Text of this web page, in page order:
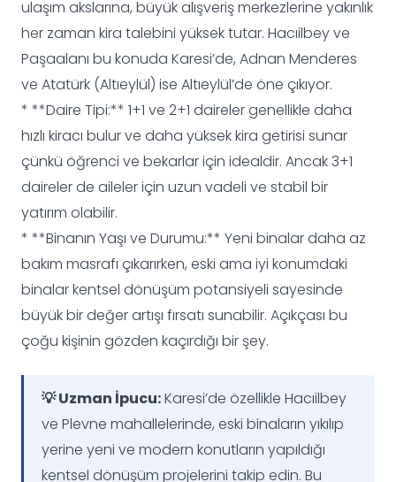
ulaşım akslarına, büyük alışveriş merkezlerine yakınlık
her zaman kira talebini yüksek tutar. Hacıilbey ve
Paşaalanı bu konuda Karesi’de, Adnan Menderes
ve Atatürk (Altıeylül) ise Altıeylül’de öne çıkıyor.
* **Daire Tipi:** 1+1 ve 2+1 daireler genellikle daha
hızlı kiracı bulur ve daha yüksek kira getirisi sunar
çünkü öğrenci ve bekarlar için idealdir. Ancak 3+1
daireler de aileler için uzun vadeli ve stabil bir
yatırım olabilir.
* **Binanın Yaşı ve Durumu:** Yeni binalar daha az
bakım masrafı çıkarırken, eski ama iyi konumdaki
binalar kentsel dönüşüm potansiyeli sayesinde
büyük bir değer artışı fırsatı sunabilir. Açıkçası bu
çoğu kişinin gözden kaçırdığı bir şey.
💡 Uzman İpucu:Karesi’de özellikle Hacıilbey
ve Plevne mahallelerinde, eski binaların yıkılıp
yerine yeni ve modern konutların yapıldığı
kentsel dönüşüm projelerini takip edin. Bu